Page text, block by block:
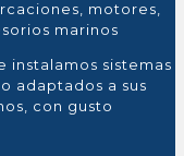
motores,
marinos
instalamos sistemas
adaptados a sus
con gusto